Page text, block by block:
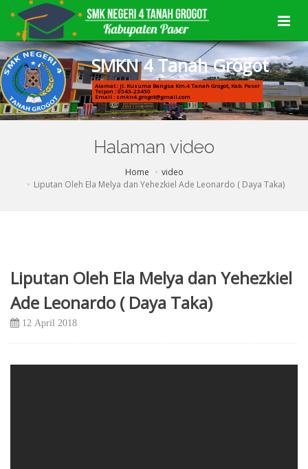
SMKN 4 Tanah Grogot
Alamat : Jl. Kusuma Bangsa Km.4 Tanah Grogot, Kab. Paser
Telpon : 0543-23450
Email : smkn4.grogot@gmail.com
Halaman video
Home
video
Liputan Oleh Ela Melya dan Yehezkiel Ade Leonardo ( Daya Taka)
Liputan Oleh Ela Melya dan Yehezkiel
Ade Leonardo ( Daya Taka)
12 April 2018